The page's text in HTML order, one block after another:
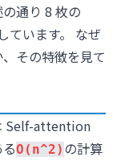
通り 8 枚の
ています。 なぜ
その特徴を見て
Self-attention
O(n^2) の計算